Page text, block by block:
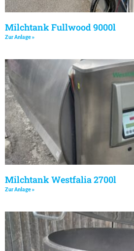
Milchtank Fullwood 9000l
Zur Anlage »
Milchtank Westfalia 2700l
Zur Anlage »